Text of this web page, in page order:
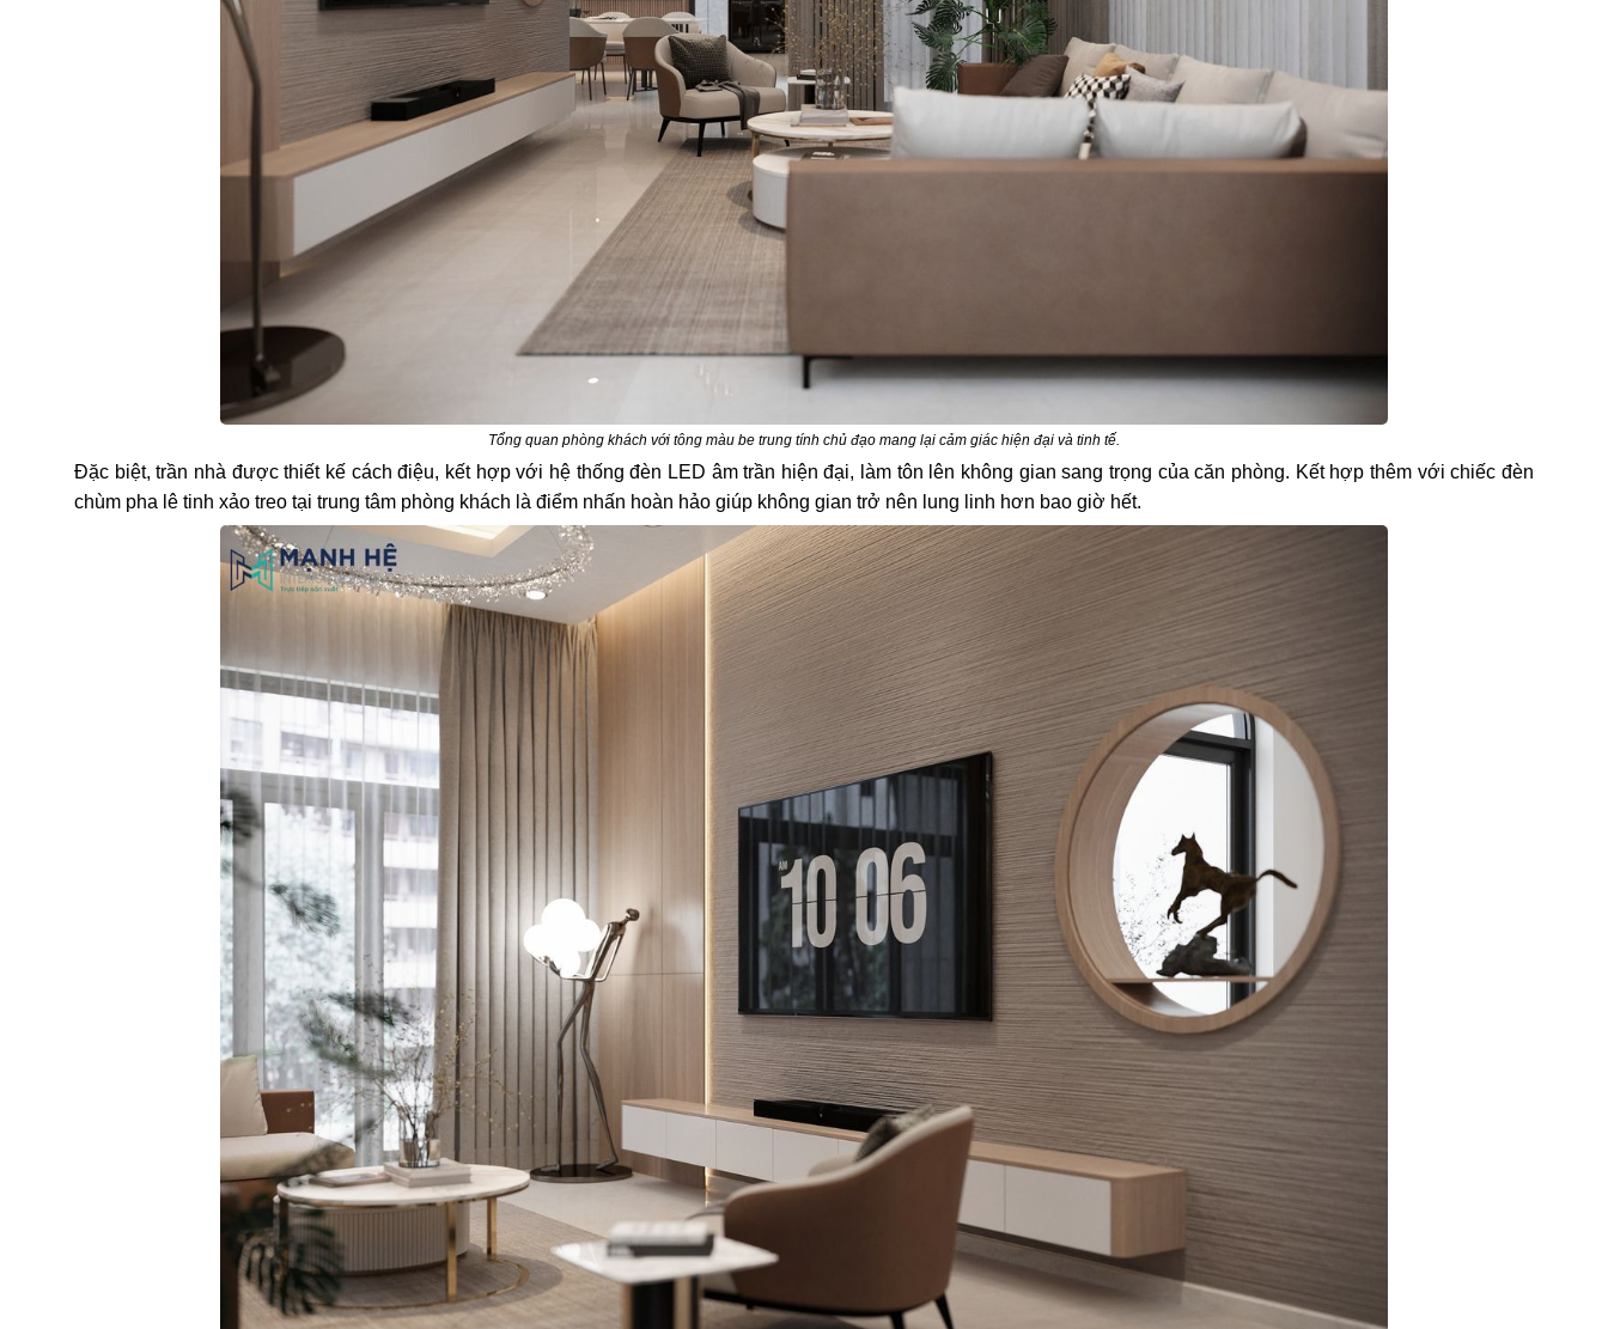
Tổng quan phòng khách với tông màu be trung tính chủ đạo mang lại cảm giác hiện đại và tinh tế.
Đặc biệt, trần nhà được thiết kế cách điệu, kết hợp với hệ thống đèn LED âm trần hiện đại, làm tôn lên không gian sang trọng của căn phòng. Kết hợp thêm với chiếc đèn
chùm pha lê tinh xảo treo tại trung tâm phòng khách là điểm nhấn hoàn hảo giúp không gian trở nên lung linh hơn bao giờ hết.